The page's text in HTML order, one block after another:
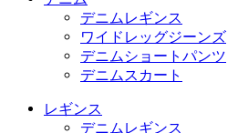
デニムレギンス
ワイドレッグジーンズ
デニムショートパンツ
デニムスカート
レギンス
デニムレギンス